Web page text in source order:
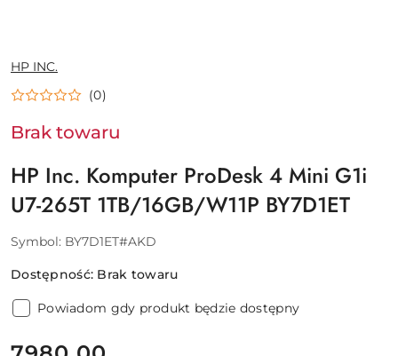
NAZWA
PRODUCENTA:
HP INC.
(0)
Brak towaru
HP Inc. Komputer ProDesk 4 Mini G1i
U7-265T 1TB/16GB/W11P BY7D1ET
Symbol: BY7D1ET#AKD
Dostępność: Brak towaru
Powiadom gdy produkt będzie dostępny